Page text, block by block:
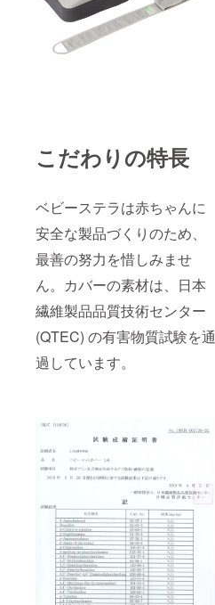
こだわりの特長
ベビーステラは赤ちゃんに
安全な製品づくりのため、
最善の努力を惜しみませ
ん。カバーの素材は、日本
繊維製品品質技術センター
(QTEC) の有害物質試験を通
過しています。